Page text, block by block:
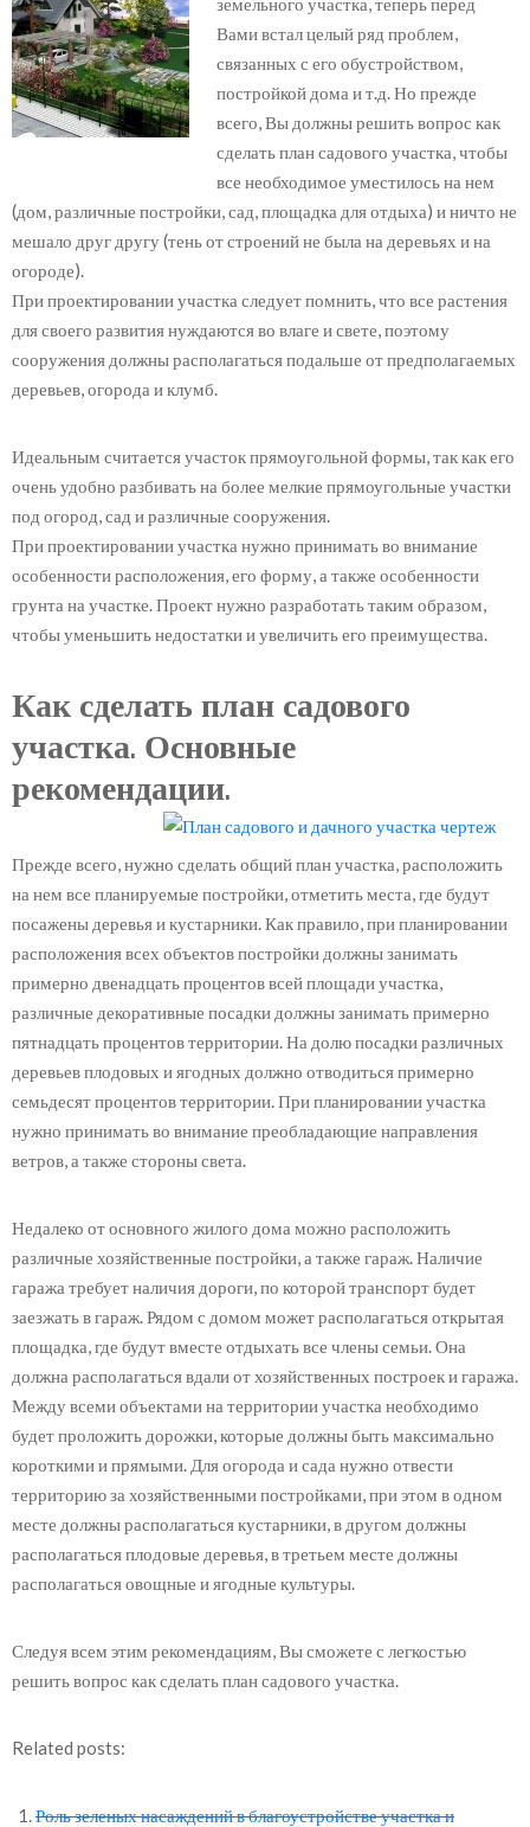
Вами встал целый ряд проблем,
связанных с его обустройством,
постройкой дома и т.д. Но прежде
всего, Вы должны решить вопрос как
сделать план садового участка, чтобы
все необходимое уместилось на нем
(дом, различные постройки, сад, площадка для отдыха) и ничто не
мешало друг другу (тень от строений не была на деревьях и на
огороде).
При проектировании участка следует помнить, что все растения
для своего развития нуждаются во влаге и свете, поэтому
сооружения должны располагаться подальше от предполагаемых
деревьев, огорода и клумб.
Идеальным считается участок прямоугольной формы, так как его
очень удобно разбивать на более мелкие прямоугольные участки
под огород, сад и различные сооружения.
При проектировании участка нужно принимать во внимание
особенности расположения, его форму, а также особенности
грунта на участке. Проект нужно разработать таким образом,
чтобы уменьшить недостатки и увеличить его преимущества.
Как сделать план садового
участка. Основные
рекомендации.
Прежде всего, нужно сделать общий план участка, расположить
на нем все планируемые постройки, отметить места, где будут
посажены деревья и кустарники. Как правило, при планировании
расположения всех объектов постройки должны занимать
примерно двенадцать процентов всей площади участка,
различные декоративные посадки должны занимать примерно
пятнадцать процентов территории. На долю посадки различных
деревьев плодовых и ягодных должно отводиться примерно
семьдесят процентов территории. При планировании участка
нужно принимать во внимание преобладающие направления
ветров, а также стороны света.
Недалеко от основного жилого дома можно расположить
различные хозяйственные постройки, а также гараж. Наличие
гаража требует наличия дороги, по которой транспорт будет
заезжать в гараж. Рядом с домом может располагаться открытая
площадка, где будут вместе отдыхать все члены семьи. Она
должна располагаться вдали от хозяйственных построек и гаража.
Между всеми объектами на территории участка необходимо
будет проложить дорожки, которые должны быть максимально
короткими и прямыми. Для огорода и сада нужно отвести
территорию за хозяйственными постройками, при этом в одном
месте должны располагаться кустарники, в другом должны
располагаться плодовые деревья, в третьем месте должны
располагаться овощные и ягодные культуры.
Следуя всем этим рекомендациям, Вы сможете с легкостью
решить вопрос как сделать план садового участка.
Related posts:
Роль зеленых насаждений в благоустройстве участка и